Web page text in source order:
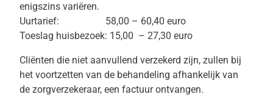
enigszins variëren.
Uurtarief: 58,00 – 60,40 euro
Toeslag huisbezoek: 15,00 – 27,30 euro
Cliënten die niet aanvullend verzekerd zijn, zullen bij
het voortzetten van de behandeling afhankelijk van
de zorgverzekeraar, een factuur ontvangen.